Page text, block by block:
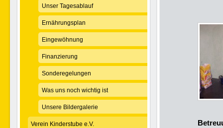
Unser Tagesablauf
Ernährungsplan
Eingewöhnung
Finanzierung
Sonderegelungen
Was uns noch wichtig ist
Unsere Bildergalerie
Verein Kinderstube e.V.